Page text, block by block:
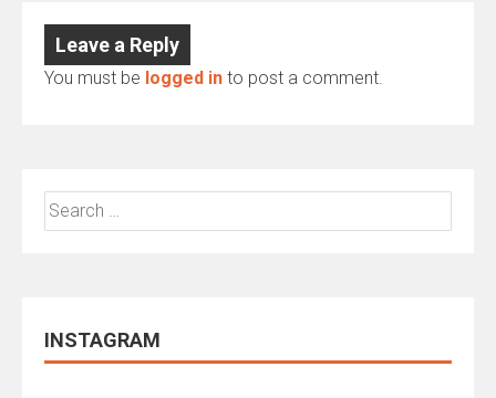
Leave a Reply
You must be logged in to post a comment.
Search
for:
INSTAGRAM